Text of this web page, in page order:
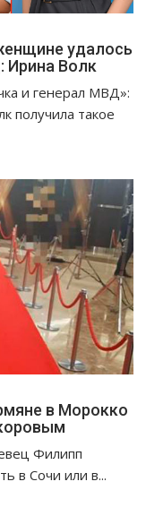
удалось
Ирина Волк
и генерал МВД»:
получила такое
в Mopoккo
Филипп
в Сочи или в...